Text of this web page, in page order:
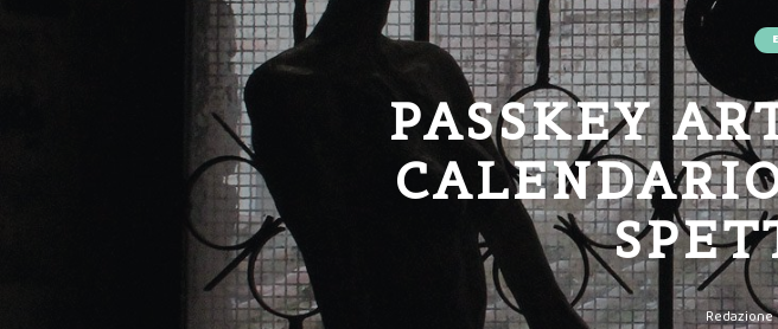
PASSKEY
Redazione